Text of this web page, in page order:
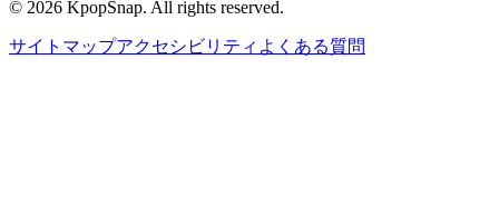
© 2026 KpopSnap. All rights reserved.
サイトマップアクセシビリティ よくある質問